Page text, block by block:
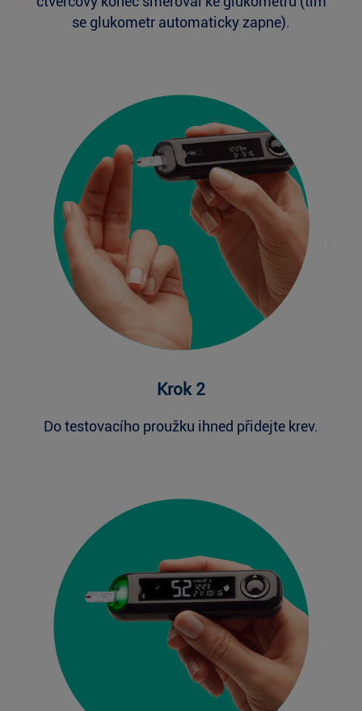
se glukometr automaticky zapne).
Krok 2
Do testovacího proužku ihned přidejte krev.